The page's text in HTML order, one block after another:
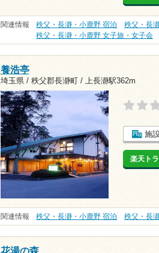
関連情報 秩父・長瀞・小鹿野 宿泊 秩父・長
秩父・長瀞・小鹿野 女子旅・女子会
養浩亭
埼玉県 / 秩父郡長瀞町 / 上長瀞駅362m
施
楽天ト
関連情報 秩父・長瀞・小鹿野 宿泊 秩父・長
花湯の森